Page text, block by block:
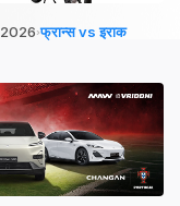
›फ्रान्स vs इराक